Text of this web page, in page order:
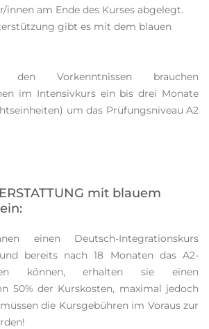
innen am Ende des Kurses abgelegt.
gibt es mit dem blauen
Vorkenntnissen brauchen
im Intensivkurs ein bis drei Monate
um das Prüfungsniveau A2
mit blauem
:
einen Deutsch-Integrationskurs
bereits nach 18 Monaten das A2-
können, erhalten sie einen
50% der Kurskosten, maximal jedoch
die Kursgebühren im Voraus zur